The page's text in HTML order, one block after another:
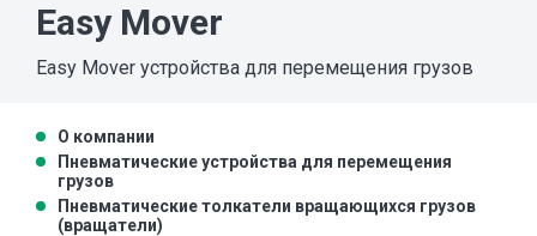
Easy Mover
Easy Mover устройства для перемещения грузов
О компании
Пневматические устройства для перемещения
грузов
Пневматические толкатели вращающихся грузов
(вращатели)